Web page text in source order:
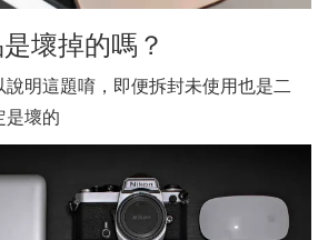
壞掉的嗎？
說明這題唷，即便拆封未使用也是二
是壞的